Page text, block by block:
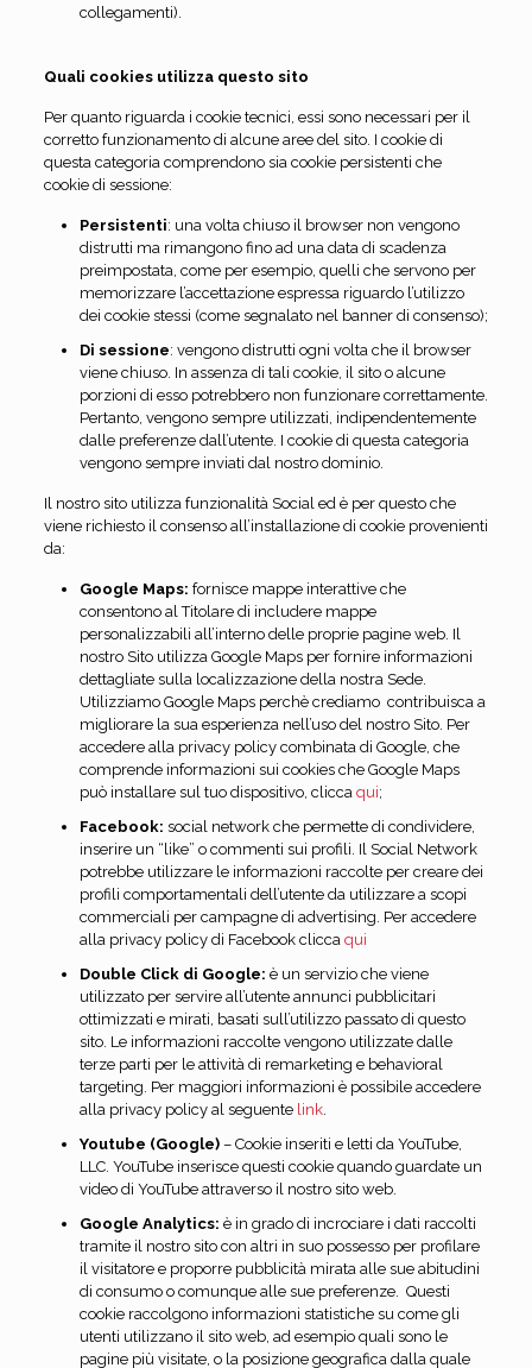
collegamenti).
Quali cookies utilizza questo sito
Per quanto riguarda i cookie tecnici, essi sono necessari per il
corretto funzionamento di alcune aree del sito. I cookie di
questa categoria comprendono sia cookie persistenti che
cookie di sessione:
Persistenti: una volta chiuso il browser non vengono
distrutti ma rimangono fino ad una data di scadenza
preimpostata, come per esempio, quelli che servono per
memorizzare l’accettazione espressa riguardo l’utilizzo
dei cookie stessi (come segnalato nel banner di consenso);
Di sessione: vengono distrutti ogni volta che il browser
viene chiuso. In assenza di tali cookie, il sito o alcune
porzioni di esso potrebbero non funzionare correttamente.
Pertanto, vengono sempre utilizzati, indipendentemente
dalle preferenze dall’utente. I cookie di questa categoria
vengono sempre inviati dal nostro dominio.
Il nostro sito utilizza funzionalità Social ed è per questo che
viene richiesto il consenso all’installazione di cookie provenienti
da:
Google Maps: fornisce mappe interattive che
consentono al Titolare di includere mappe
personalizzabili all’interno delle proprie pagine web. Il
nostro Sito utilizza Google Maps per fornire informazioni
dettagliate sulla localizzazione della nostra Sede.
Utilizziamo Google Maps perchè crediamo contribuisca a
migliorare la sua esperienza nell’uso del nostro Sito. Per
accedere alla privacy policy combinata di Google, che
comprende informazioni sui cookies che Google Maps
può installare sul tuo dispositivo, clicca qui;
Facebook: social network che permette di condividere,
inserire un “like” o commenti sui profili. Il Social Network
potrebbe utilizzare le informazioni raccolte per creare dei
profili comportamentali dell’utente da utilizzare a scopi
commerciali per campagne di advertising. Per accedere
alla privacy policy di Facebook clicca qui
Double Click di Google: è un servizio che viene
utilizzato per servire all’utente annunci pubblicitari
ottimizzati e mirati, basati sull’utilizzo passato di questo
sito. Le informazioni raccolte vengono utilizzate dalle
terze parti per le attività di remarketing e behavioral
targeting. Per maggiori informazioni è possibile accedere
alla privacy policy al seguente link.
Youtube (Google)– Cookie inseriti e letti da YouTube,
LLC. YouTube inserisce questi cookie quando guardate un
video di YouTube attraverso il nostro sito web.
Google Analytics: è in grado di incrociare i dati raccolti
tramite il nostro sito con altri in suo possesso per profilare
il visitatore e proporre pubblicità mirata alle sue abitudini
di consumo o comunque alle sue preferenze. Questi
cookie raccolgono informazioni statistiche su come gli
utenti utilizzano il sito web, ad esempio quali sono le
pagine più visitate, o la posizione geografica dalla quale